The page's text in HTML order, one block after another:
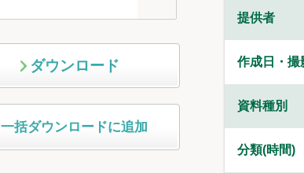
ダウンロード
一括ダウンロードに追加
提供者
作成日・撮
資料種別
分類(時間)